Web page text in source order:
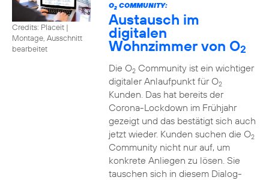
Credits: Placeit |
Montage, Ausschnitt
bearbeitet
O2COMMUNITY:
Austausch im
digitalen
Wohnzimmer von O2
Die O2Community ist ein wichtiger
digitaler Anlaufpunkt für O2
Kunden. Das hat bereits der
Corona-Lockdown im Frühjahr
gezeigt und das bestätigt sich auch
jetzt wieder. Kunden suchen die O2
Community nicht nur auf, um
konkrete Anliegen zu lösen. Sie
tauschen sich in diesem Dialog-